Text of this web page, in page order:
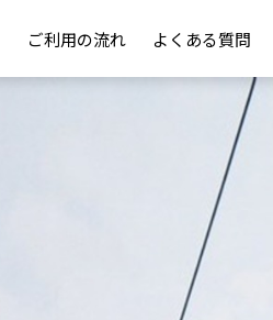
ご利用の流れ よくある質問